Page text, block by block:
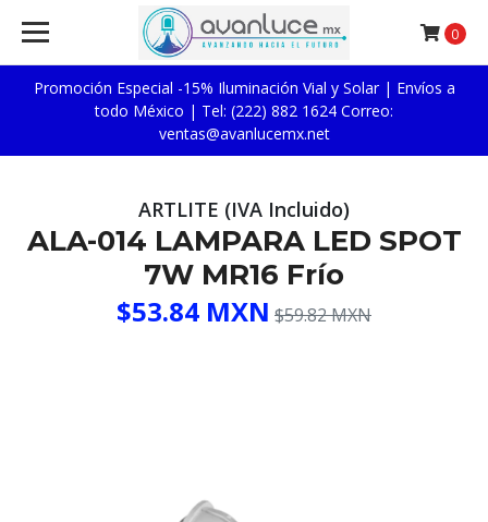
Promoción Especial -15% Iluminación Vial y Solar | Envíos a
todo México | Tel: (222) 882 1624 Correo:
ventas@avanlucemx.net
0
ARTLITE (IVA Incluido)
ALA-014 LAMPARA LED SPOT
7W MR16 Frío
$53.84 MXN $59.82 MXN